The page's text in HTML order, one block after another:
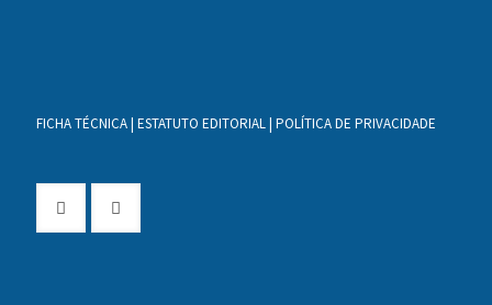
FICHA TÉCNICA| ESTATUTO EDITORIAL| POLÍTICA DE PRIVACIDADE